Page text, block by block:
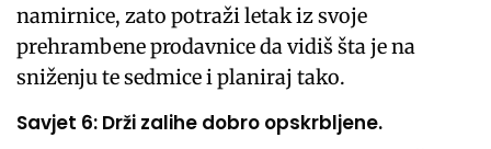
namirnice, zato potraži letak iz svoje
prehrambene prodavnice da vidiš šta je na
sniženju te sedmice i planiraj tako.
Savjet 6: Drži zalihe dobro opskrbljene.